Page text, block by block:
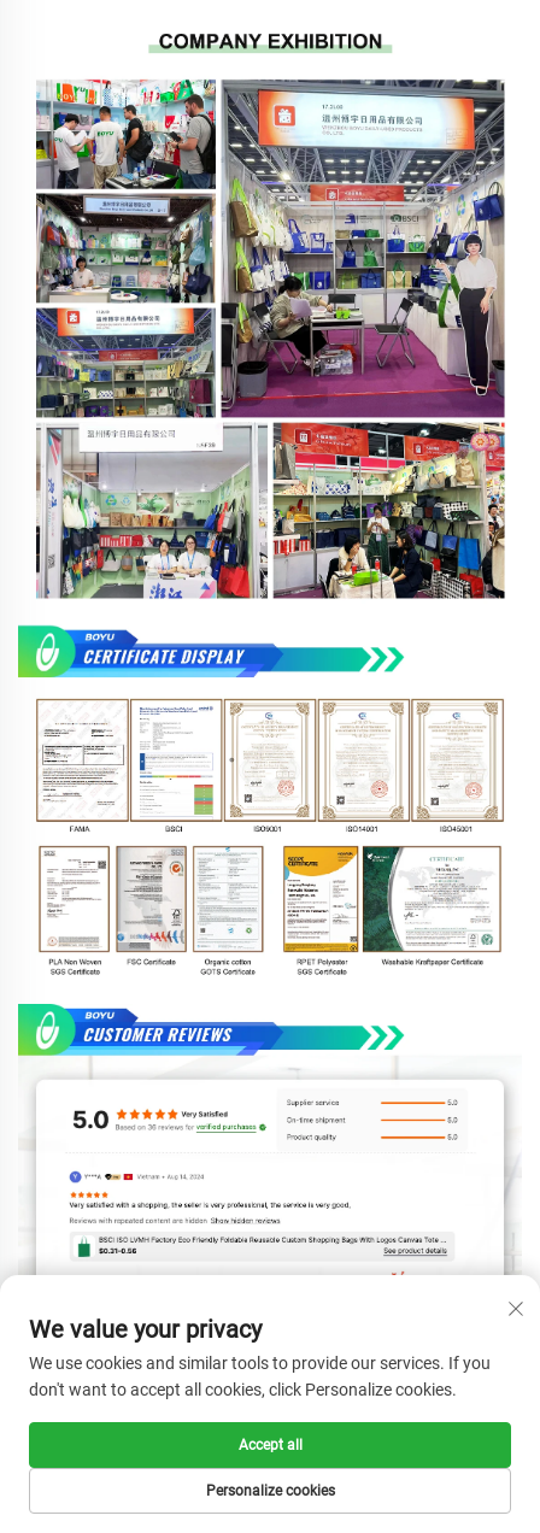
We value your privacy
We use cookies and similar tools to provide our services. If you
don't want to accept all cookies, click Personalize cookies.
Personalize cookies
Accept all